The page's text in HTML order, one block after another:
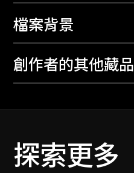
檔案背景
創作者的其他藏品
探索更多